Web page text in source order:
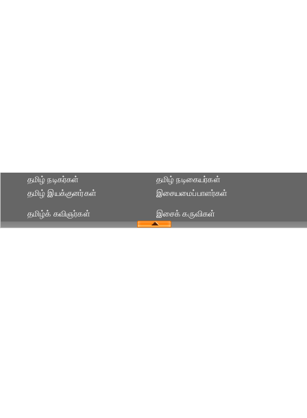
தமிழ் நடிகர்கள்
தமிழ் நடிகையர்கள்
தமிழ் இயக்குனர்கள்
இசையமைப்பாளர்கள்
தமிழ்க் கவிஞர்கள் இசைக் கருவிகள்